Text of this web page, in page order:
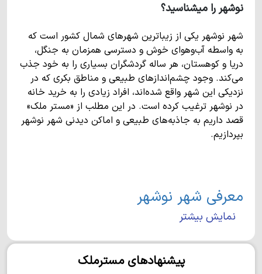
نوشهر را میشناسید؟
شهر نوشهر یکی از زیباترین شهرهای شمال کشور است که
به واسطه آب‌وهوای خوش و دسترسی همزمان به جنگل،
دریا و کوهستان، هر ساله گردشگران بسیاری را به خود جذب
می‌کند. وجود چشم‌اندازهای طبیعی و مناطق بکری که در
نزدیکی این شهر واقع شده‌اند، افراد زیادی را به خرید خانه
در نوشهر ترغیب کرده است. در این مطلب از «مستر ملک»
قصد داریم به جاذبه‌های طبیعی و اماکن دیدنی شهر نوشهر
بپردازیم.
معرفی شهر نوشهر
بندر نوشهر در غرب استان مازندران واقع شده و یکی از
از شرق به شهر نور و از غرب به چالوس منتهی می‌شود. در
جنوب نوشهر، کوه‌های البرز و شهر کوهستانی بلده قرار دارد.
نمایش بیشتر
پیشنهادهای مسترملک